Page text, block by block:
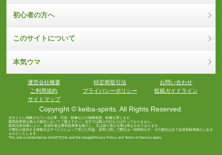
初心者の方へ
このサイトについて
本気ウマ
運営会社概要 特定商取引法
お問い合わせ
ご利用規約
プライバシーポリシー
投稿ガイドライン
サイトマップ
Copyright © keiba-spirits. All Rights Reserved.
当サイトに掲載されている記事・写真・映像などの無断複製、転載を禁じます。
勝馬投票券は個人の責任においてご購入下さい。当方では購入代行などは行っておりません。
競馬法第28条により、未成年者は勝馬投票券を購入し、又は譲り受ける事は禁止されております。
※弊社が提供する情報又はサービスによって受けた利益、損害に関して弊社は一切関知せず、その責任は全て会員登録者個人にある
ものといたします。
This site is protected by reCAPTCHA and the GooglePrivacy Policyand Terms of Serviceapply.